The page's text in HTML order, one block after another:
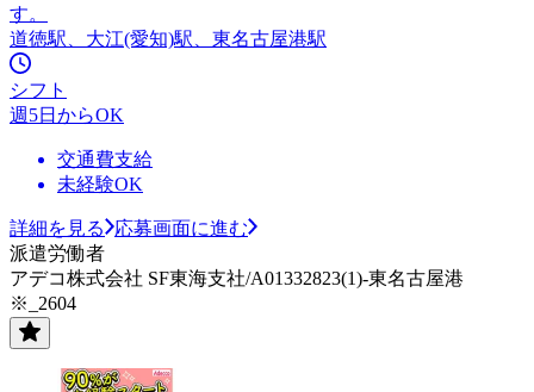
す。
道徳駅、大江(愛知)駅、東名古屋港駅
シフト
週5日からOK
交通費支給
未経験OK
詳細を見る
応募画面に進む
派遣労働者
アデコ株式会社 SF東海支社/A01332823(1)-東名古屋港
※_2604